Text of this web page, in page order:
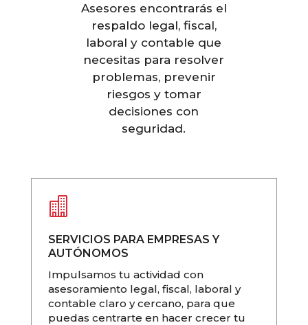
Asesores encontrarás el
respaldo legal, fiscal,
laboral y contable que
necesitas para resolver
problemas, prevenir
riesgos y tomar
decisiones con
seguridad.

SERVICIOS PARA EMPRESAS Y
AUTÓNOMOS
Impulsamos tu actividad con
asesoramiento legal, fiscal, laboral y
contable claro y cercano, para que
puedas centrarte en hacer crecer tu